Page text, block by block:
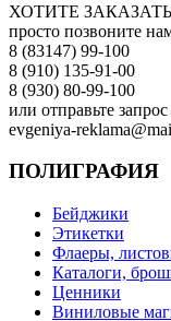
ХОТИТЕ
просто позвоните
8 (83147) 99-100
8 (910) 135-91-00
8 (930) 80-99-100
или отправьте
evgeniya-
ПОЛИГРАФИЯ
Бейджики
Этикетки
Флаеры,
Каталоги,
Ценники
Виниловые